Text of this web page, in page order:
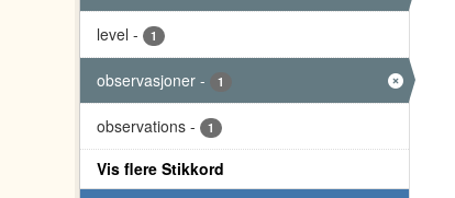
level - 1
observasjoner - 1
observations - 1
Vis flere Stikkord